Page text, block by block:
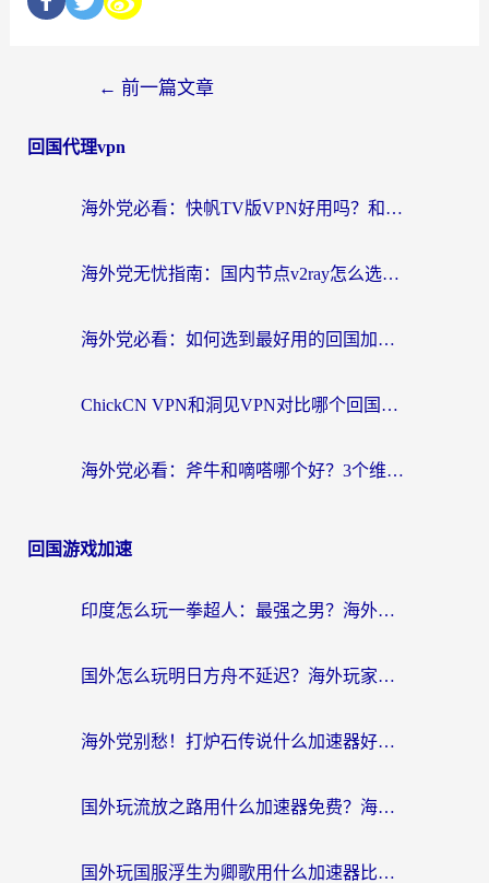
← 前一篇文章
回国代理vpn
海外党必看：快帆TV版VPN好用吗？和快游VPN对比哪个回国效果更好？附实用避坑指南
海外党无忧指南：国内节点v2ray怎么选？一键回国VPN+多场景实测帮你避坑
海外党必看：如何选到最好用的回国加速器？从节点到售后的全维度指南
ChickCN VPN和洞见VPN对比哪个回国效果更好？海外党亲测3款加速器+避坑指南
海外党必看：斧牛和嘀嗒哪个好？3个维度教你选对回国加速器
回国游戏加速
印度怎么玩一拳超人：最强之男？海外党国服游戏加速避坑指南
国外怎么玩明日方舟不延迟？海外玩家国服游戏加速终极指南（附DNF梦幻诛仙解决方案）
海外党别愁！打炉石传说什么加速器好用？3个实用技巧解决国服游戏卡顿
国外玩流放之路用什么加速器免费？海外党亲测有效的国服游戏加速指南
国外玩国服浮生为卿歌用什么加速器比较好？海外党亲测不踩坑指南